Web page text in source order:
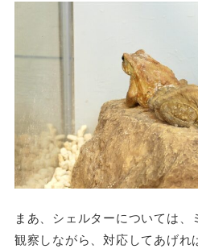
まあ、シェルターについては
観察しながら、対応してあげれ